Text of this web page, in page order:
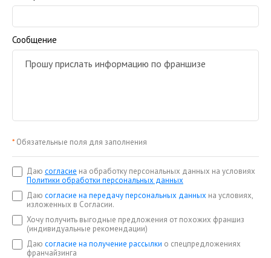
Сообщение
* Обязательные поля для заполнения
Даю согласие на обработку персональных данных на условиях
Политики обработки персональных данных
Даю согласие на передачу персональных данных на условиях,
изложенных в Согласии.
Хочу получить выгодные предложения от похожих франшиз
(индивидуальные рекомендации)
Даю согласие на получение рассылки о спецпредложениях
франчайзинга